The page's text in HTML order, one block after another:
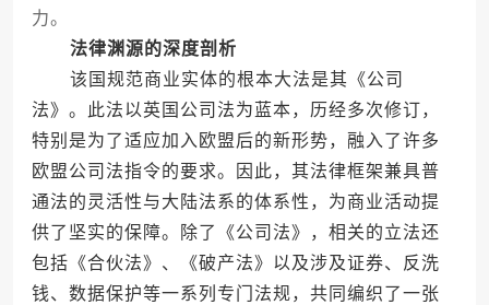
力。
法律渊源的深度剖析
该国规范商业实体的根本大法是其《公司
法》。此法以英国公司法为蓝本，历经多次修订，
特别是为了适应加入欧盟后的新形势，融入了许多
欧盟公司法指令的要求。因此，其法律框架兼具普
通法的灵活性与大陆法系的体系性，为商业活动提
供了坚实的保障。除了《公司法》，相关的立法还
包括《合伙法》、《破产法》以及涉及证券、反洗
钱、数据保护等一系列专门法规，共同编织了一张